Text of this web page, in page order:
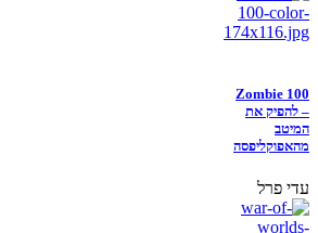
Zombie 100
– להפיק את
המיטב
מהאפוקליפסה
עדי פרל